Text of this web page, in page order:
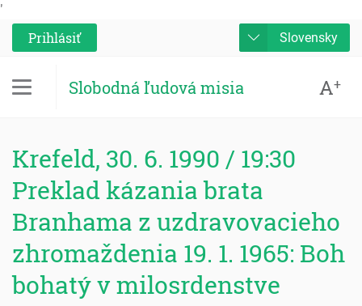
'
Prihlásiť
Slovensky
Slobodná ľudová misia A+
Krefeld, 30. 6. 1990 / 19:30
Preklad kázania brata
Branhama z uzdravovacieho
zhromaždenia 19. 1. 1965: Boh
bohatý v milosrdenstve